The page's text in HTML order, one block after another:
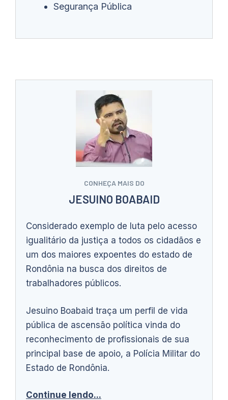
Segurança Pública
CONHEÇA MAIS DO
JESUINO BOABAID
Considerado exemplo de luta pelo acesso
igualitário da justiça a todos os cidadãos e
um dos maiores expoentes do estado de
Rondônia na busca dos direitos de
trabalhadores públicos.
Jesuino Boabaid traça um perfil de vida
pública de ascensão política vinda do
reconhecimento de profissionais de sua
principal base de apoio, a Polícia Militar do
Estado de Rondônia.
Continue lendo...